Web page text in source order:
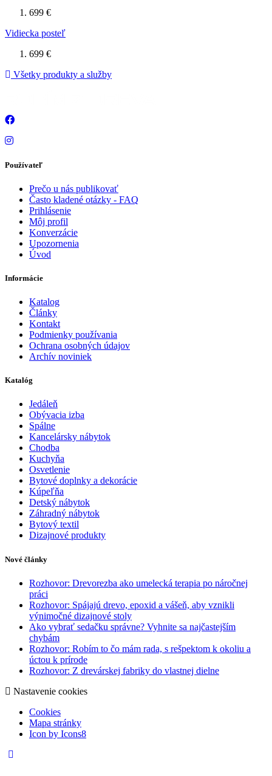
699 €
Vidiecka posteľ
699 €
Všetky produkty a služby
Používateľ
Prečo u nás publikovať
Často kladené otázky - FAQ
Prihlásenie
Môj profil
Konverzácie
Upozornenia
Úvod
Informácie
Katalog
Články
Kontakt
Podmienky používania
Ochrana osobných údajov
Archív noviniek
Katalóg
Jedáleň
Obývacia izba
Spálne
Kancelársky nábytok
Chodba
Kuchyňa
Osvetlenie
Bytové doplnky a dekorácie
Kúpeľňa
Detský nábytok
Záhradný nábytok
Bytový textil
Dizajnové produkty
Nové články
Rozhovor: Drevorezba ako umelecká terapia po náročnej
práci
Rozhovor: Spájajú drevo, epoxid a vášeň, aby vznikli
výnimočné dizajnové stoly
Ako vybrať sedačku správne? Vyhnite sa najčastejším
chybám
Rozhovor: Robím to čo mám rada, s rešpektom k okoliu a
úctou k prírode
Rozhovor: Z drevárskej fabriky do vlastnej dielne
Nastavenie cookies
Cookies
Mapa stránky
Icon by Icons8